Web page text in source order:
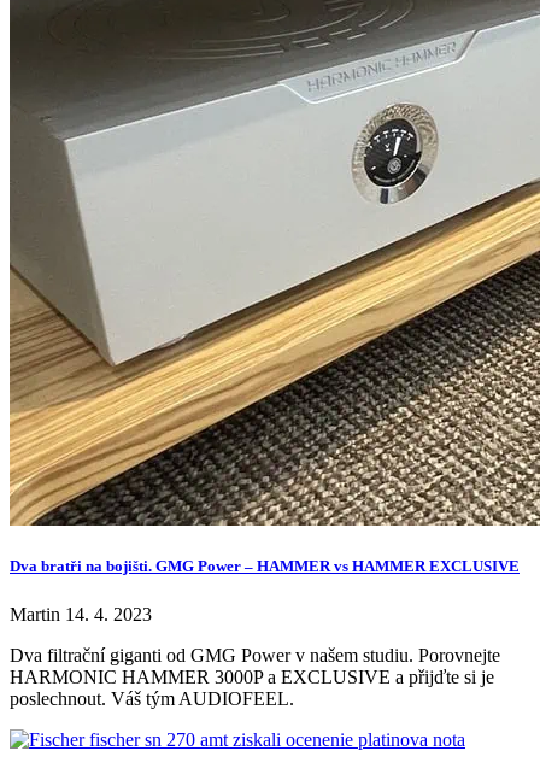
Dva bratři na bojišti. GMG Power – HAMMER vs HAMMER EXCLUSIVE
Martin 14. 4. 2023
Dva filtrační giganti od GMG Power v našem studiu. Porovnejte
HARMONIC HAMMER 3000P a EXCLUSIVE a přijďte si je
poslechnout. Váš tým AUDIOFEEL.